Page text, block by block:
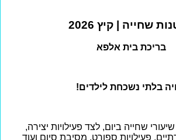
שחייה | קיץ 2026
בריכת בית אלפא
בלתי נשכחת לילדים!
שחייה ביום, לצד פעילויות יצירה,
פעילויות ספורט, מסיבת סיום ועוד